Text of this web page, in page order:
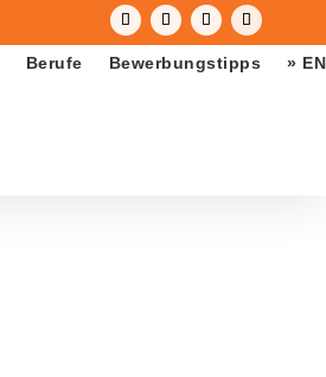
Berufe Bewerbungstipps » EN